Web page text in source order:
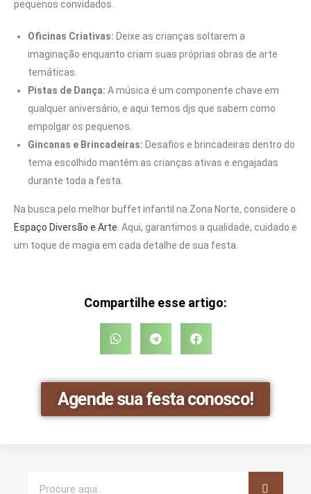
pequenos convidados.
Oficinas Criativas: Deixe as crianças soltarem a
imaginação enquanto criam suas próprias obras de arte
temáticas.
Pistas de Dança: A música é um componente chave em
qualquer aniversário, e aqui temos djs que sabem como
empolgar os pequenos.
Gincanas e Brincadeiras: Desafios e brincadeiras dentro do
tema escolhido mantêm as crianças ativas e engajadas
durante toda a festa.
Na busca pelo melhor buffet infantil na Zona Norte, considere o
Espaço Diversão e Arte . Aqui, garantimos a qualidade, cuidado e
um toque de magia em cada detalhe de sua festa.
Compartilhe esse artigo:
Agende sua festa conosco!